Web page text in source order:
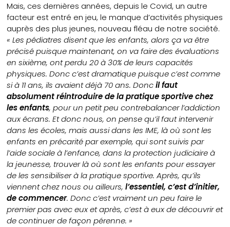
Mais, ces dernières années, depuis le Covid, un autre
facteur est entré en jeu, le manque d’activités physiques
auprès des plus jeunes, nouveau fléau de notre société.
« Les pédiatres disent que les enfants, alors ça va être
précisé puisque maintenant, on va faire des évaluations
en sixième, ont perdu 20 à 30% de leurs capacités
physiques. Donc c’est dramatique puisque c’est comme
si à 11 ans, ils avaient déjà 70 ans. Doncil faut
absolument réintroduire de la pratique sportive chez
les enfants, pour un petit peu contrebalancer l’addiction
aux écrans. Et donc nous, on pense qu’il faut intervenir
dans les écoles, mais aussi dans les IME, là où sont les
enfants en précarité par exemple, qui sont suivis par
l’aide sociale à l’enfance, dans la protection judiciaire à
la jeunesse, trouver là où sont les enfants pour essayer
de les sensibiliser à la pratique sportive. Après, qu’ils
viennent chez nous ou ailleurs,l’essentiel, c’est d’initier,
de commencer. Donc c’est vraiment un peu faire le
premier pas avec eux et après, c’est à eux de découvrir et
de continuer de façon pérenne. »